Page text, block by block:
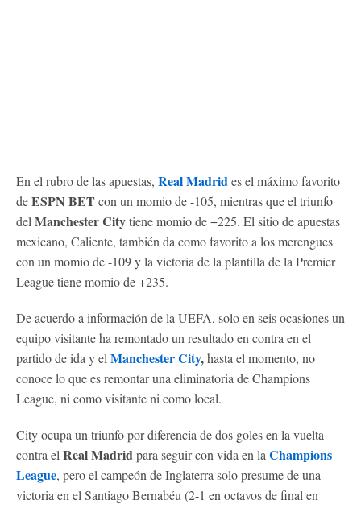
En el rubro de las apuestas, Real Madrides el máximo favorito
deESPN BETcon un momio de -105, mientras que el triunfo
del Manchester Citytiene momio de +225. El sitio de apuestas
mexicano, Caliente, también da como favorito a los merengues
con un momio de -109 y la victoria de la plantilla de la Premier
League tiene momio de +235.
De acuerdo a información de la UEFA, solo en seis ocasiones un
equipo visitante ha remontado un resultado en contra en el
partido de ida y el Manchester City,hasta el momento, no
conoce lo que es remontar una eliminatoria de Champions
League, ni como visitante ni como local.
City ocupa un triunfo por diferencia de dos goles en la vuelta
contra el Real Madridpara seguir con vida en la Champions
League, pero el campeón de Inglaterra solo presume de una
victoria en el Santiago Bernabéu (2-1 en octavos de final en